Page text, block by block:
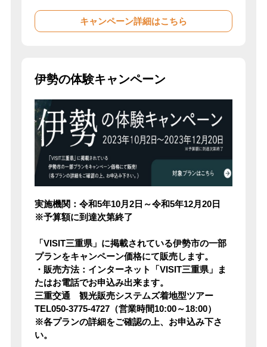
キャンペーン詳細はこちら
伊勢の体験キャンペーン
実施機関：令和5年10月2日～令和5年12月20日
※予算額に到達次第終了
「VISIT三重県」に掲載されている伊勢市の一部
プランをキャンペーン価格にて販売します。
・販売方法：インターネット「VISIT三重県」ま
たはお電話でお申込み出来ます。
三重交通 観光販売システムズ着地型ツアー
TEL050-3775-4727（営業時間10:00～18:00）
※各プランの詳細をご確認の上、お申込み下さ
い。